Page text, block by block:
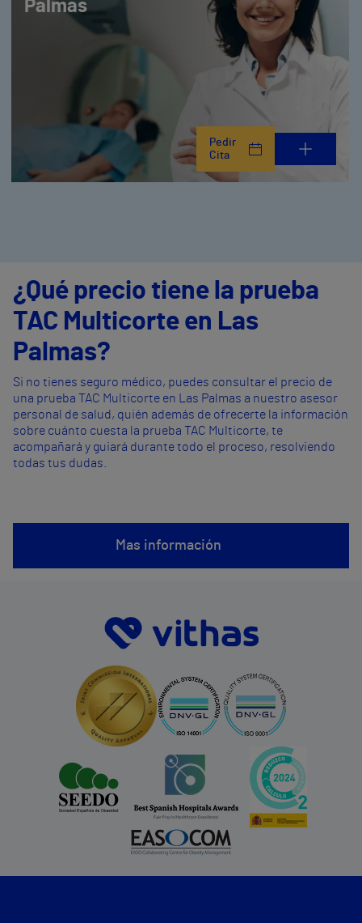
Palmas
Pedir
Cita
¿Qué precio tiene la prueba
TAC Multicorte en Las
Palmas?
Si no tienes seguro médico, puedes consultar el precio de
una prueba TAC Multicorte en Las Palmas a nuestro asesor
personal de salud, quién además de ofrecerte la información
sobre cuánto cuesta la prueba TAC Multicorte, te
acompañará y guiará durante todo el proceso, resolviendo
todas tus dudas.
Mas información